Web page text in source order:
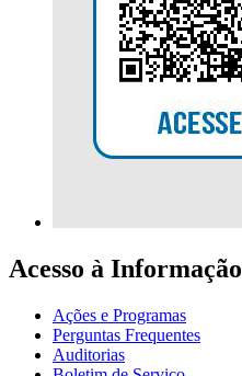
Acesso à Informação
Ações e Programas
Perguntas Frequentes
Auditorias